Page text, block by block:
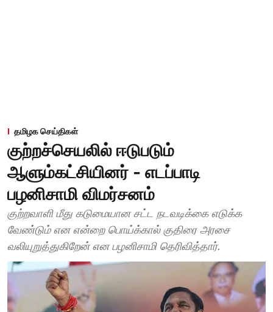
தமிழக செய்திகள்
குற்றச்செயலில் ஈடுபடும்
ஆளும்கட்சியினர் - எடப்பாடி
பழனிசாமி விமர்சனம்
குற்றவாளி மீது கடுமையான சட்ட நடவடிக்கை எடுக்க
வேண்டும் என என்றை பொய்க்கால் குதிரை அரசை
வலியுறுத்துகிறேன் என பழனிசாமி தெரிவித்தார்.